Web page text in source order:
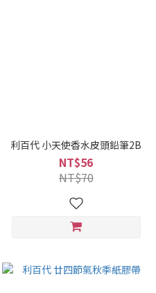
利百代 小天使香水皮頭鉛筆2B
NT$56
NT$70